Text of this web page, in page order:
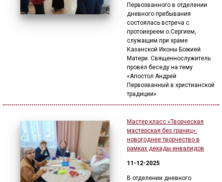
Первозванного в отделении
дневного пребывания
состоялась встреча с
протоиереем о.Сергием,
служащим при храме
Казанской Иконы Божией
Матери. Священнослужитель
провёл беседу на тему
«Апостол Андрей
Первозванный в христианской
традиции».
Мастер класс «Творческая
мастерская без границ»:
новогоднее творчество в
рамках декады инвалидов
11-12-2025
В отделении дневного